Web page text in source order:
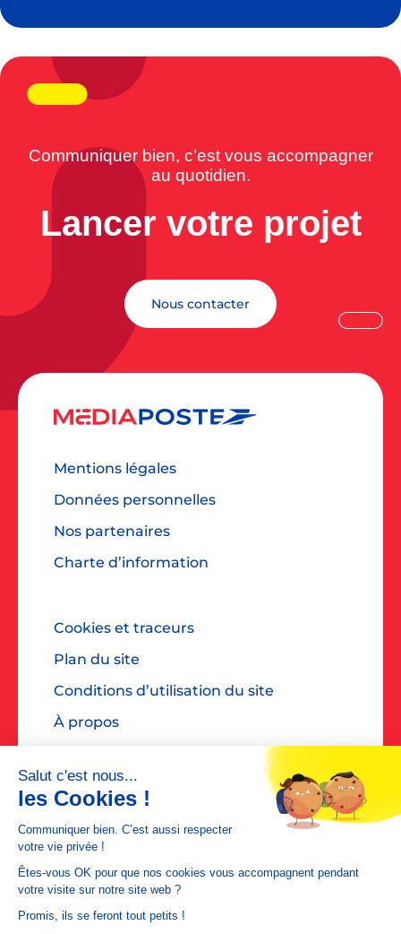
Communiquer bien, c’est vous accompagner
au quotidien.
Lancer votre projet
Nous contacter
Mentions légales
Données personnelles
Nos partenaires
Charte d’information
Cookies et traceurs
Plan du site
Conditions d’utilisation du site
À propos
Accessibilité : non conforme
Contact presse : diane@dialoguespr.fr